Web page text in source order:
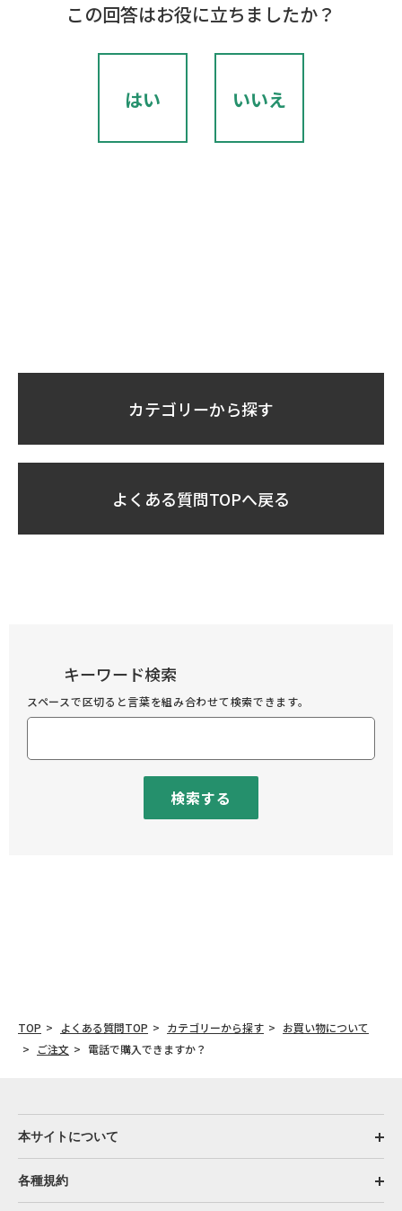
この回答はお役に立ちましたか？
はい いいえ
カテゴリーから探す
よくある質問TOPへ戻る
キーワード検索
スペースで区切ると言葉を組み合わせて検索できます。
検索する
TOP よくある質問TOP カテゴリーから探す
お買い物について
ご注文
電話で購入できますか？
本サイトについて
各種規約